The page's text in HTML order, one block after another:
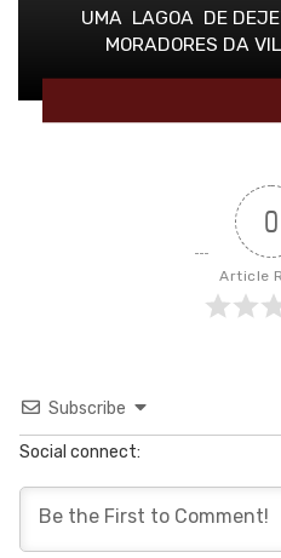
UMA LAGOA DE
MORADORES DA
0
Article
Subscribe
Social connect: